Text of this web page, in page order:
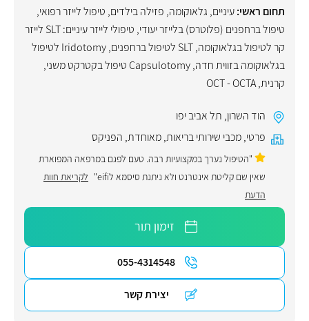
תחום ראשי:עיניים, גלאוקומה, פזילה בילדים, טיפול לייזר רפואי,
טיפול ברחפנים (פלוטרס) בלייזר יעודי,
טיפולי לייזר עיניים: SLT לייזר
קר לטיפול בגלאוקומה, SLT לטיפול ברחפנים, Iridotomy לטיפול
בגלאוקומה בזווית חדה, Capsulotomy טיפול בקטרקט משני
,
קרנית,
OCT - OCTA
הוד השרון, תל אביב יפו
פרטי,מכבי שירותי בריאות,מאוחדת, הפניקס
"הטיפול נערך במקצועיות רבה. טעם לפגם במרפאה המפוארת
שאין שם קליטת אינטרנט ולא ניתנת סיסמא לeifi"
לקריאת חוות
הדעת
זימון תור
055-4314548
יצירת קשר